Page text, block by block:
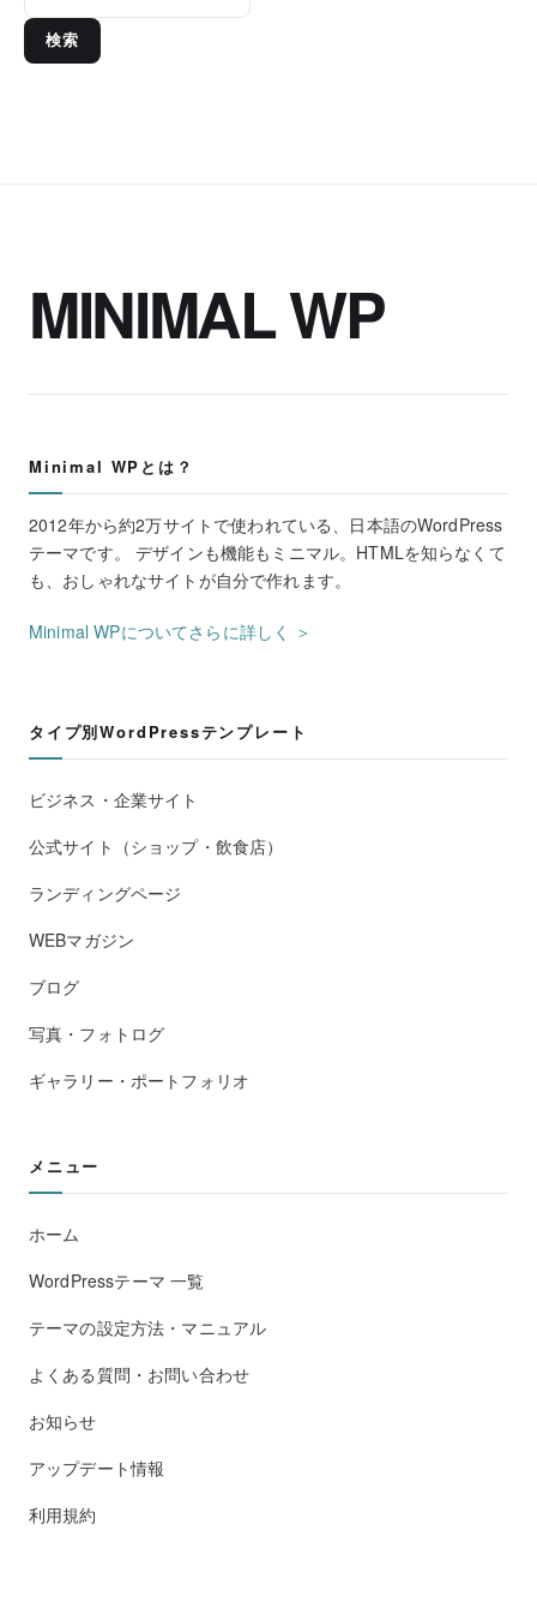
検索
MINIMAL WP
Minimal WPとは？
2012年から約2万サイトで使われている、日本語のWordPress
テーマです。 デザインも機能もミニマル。HTMLを知らなくて
も、おしゃれなサイトが自分で作れます。
Minimal WPについてさらに詳しく ＞
タイプ別WordPressテンプレート
ビジネス・企業サイト
公式サイト（ショップ・飲食店）
ランディングページ
WEBマガジン
ブログ
写真・フォトログ
ギャラリー・ポートフォリオ
メニュー
ホーム
WordPressテーマ 一覧
テーマの設定方法・マニュアル
よくある質問・お問い合わせ
お知らせ
アップデート情報
利用規約